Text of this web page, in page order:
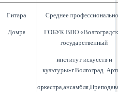
Гитара
Домра
Среднее
ГОБУК ВПО
государственный
институт искусств и
культуры»г.Волгоград